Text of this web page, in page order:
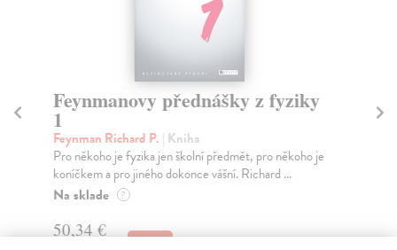
Feynmanovy přednášky z fyziky
3
Feynman Richard P.| Kniha
Pro někoho je fyzika jen školní předmět, pro někoho je
koníčkem a pro jiného dokonce vášní. Richard ...
Na sklade
50,34 €